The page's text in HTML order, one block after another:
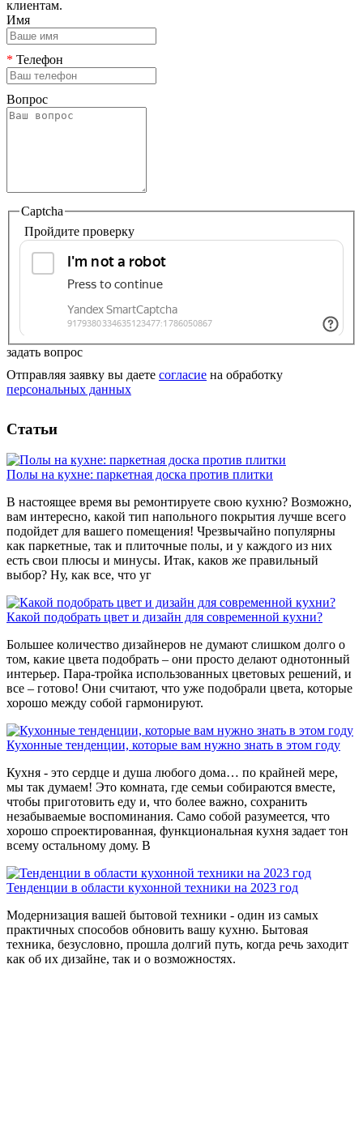
клиентам.
Имя
* Телефон
Вопрос
Captcha
Пройдите проверку
задать вопрос
Отправляя заявку вы даете согласие на обработку
персональных данных
Статьи
Полы на кухне: паркетная доска против плитки
В настоящее время вы ремонтируете свою кухню? Возможно,
вам интересно, какой тип напольного покрытия лучше всего
подойдет для вашего помещения! Чрезвычайно популярны
как паркетные, так и плиточные полы, и у каждого из них
есть свои плюсы и минусы. Итак, каков же правильный
выбор? Ну, как все, что уг
Какой подобрать цвет и дизайн для современной кухни?
Большее количество дизайнеров не думают слишком долго о
том, какие цвета подобрать – они просто делают однотонный
интерьер. Пара-тройка использованных цветовых решений, и
все – готово! Они считают, что уже подобрали цвета, которые
хорошо между собой гармонируют.
Кухонные тенденции, которые вам нужно знать в этом году
Кухня - это сердце и душа любого дома… по крайней мере,
мы так думаем! Это комната, где семьи собираются вместе,
чтобы приготовить еду и, что более важно, сохранить
незабываемые воспоминания. Само собой разумеется, что
хорошо спроектированная, функциональная кухня задает тон
всему остальному дому. В
Тенденции в области кухонной техники на 2023 год
Модернизация вашей бытовой техники - один из самых
практичных способов обновить вашу кухню. Бытовая
техника, безусловно, прошла долгий путь, когда речь заходит
как об их дизайне, так и о возможностях.